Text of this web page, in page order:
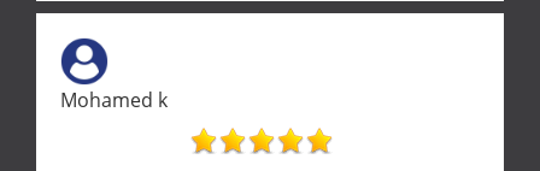
Mohamed k